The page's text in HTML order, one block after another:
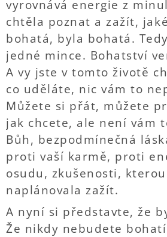
vyrovnává energie z
chtěla poznat a zažít,
bohatá, byla bohatá.
jedné mince. Bohatství
A vy jste v tomto životě
co uděláte, nic vám to
Můžete si přát, můžete
jak chcete, ale není vám
Bůh, bezpodmínečná
proti vaší karmě, proti
osudu, zkušenosti,
naplánovala zažít.
A nyní si představte, že
Že nikdy nebudete